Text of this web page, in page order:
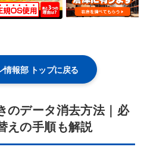
情報部 トップに戻る
のデータ消去方法｜必
えの手順も解説